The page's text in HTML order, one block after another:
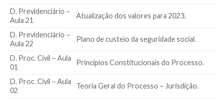
D. Previdenciário –
Aula 21
Atualização dos valores para 2023.
D. Previdenciário –
Aula 22
Plano de custeio da seguridade social.
D. Proc. Civil – Aula
01
Princípios Constitucionais do Processo.
D. Proc. Civil – Aula
02
Teoria Geral do Processo – Jurisdição.